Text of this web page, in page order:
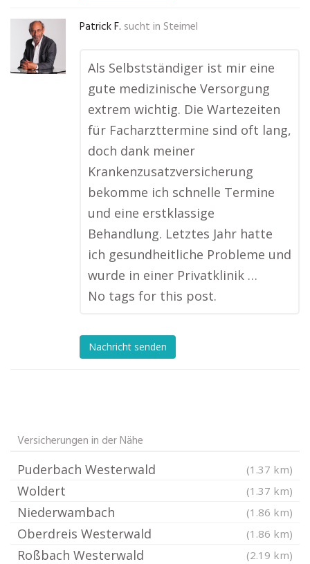
Patrick F. sucht in Steimel
Als Selbstständiger ist mir eine
gute medizinische Versorgung
extrem wichtig. Die Wartezeiten
für Facharzttermine sind oft lang,
doch dank meiner
Krankenzusatzversicherung
bekomme ich schnelle Termine
und eine erstklassige
Behandlung. Letztes Jahr hatte
ich gesundheitliche Probleme und
wurde in einer Privatklinik …
No tags for this post.
Nachricht senden
Versicherungen in der Nähe
Puderbach Westerwald (1.37 km)
Woldert (1.37 km)
Niederwambach (1.86 km)
Oberdreis Westerwald (1.86 km)
Roßbach Westerwald (2.19 km)